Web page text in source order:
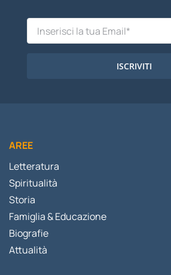
ISCRIVITI
AREE
Letteratura
Spiritualità
Storia
Famiglia & Educazione
Biografie
Attualità